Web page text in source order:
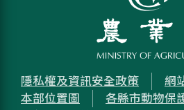
隱私權及資訊安全政策
網
本部位置圖
各縣市動物保